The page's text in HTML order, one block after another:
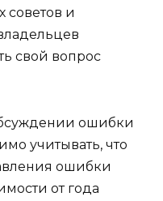
советов и
свой вопрос
ошибки
учитывать, что
ошибки
от года